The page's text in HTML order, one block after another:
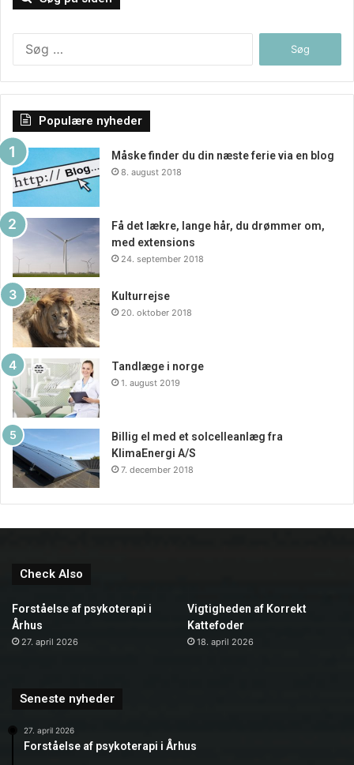
Populære nyheder
Måske finder du din næste ferie via en blog
8. august 2018
Få det lækre, lange hår, du drømmer om,
med extensions
24. september 2018
Kulturrejse
20. oktober 2018
Tandlæge i norge
1. august 2019
Billig el med et solcelleanlæg fra
KlimaEnergi A/S
7. december 2018
Check Also
Forståelse af psykoterapi i
Århus
27. april 2026
Vigtigheden af Korrekt
Kattefoder
18. april 2026
Seneste nyheder
27. april 2026
Forståelse af psykoterapi i Århus